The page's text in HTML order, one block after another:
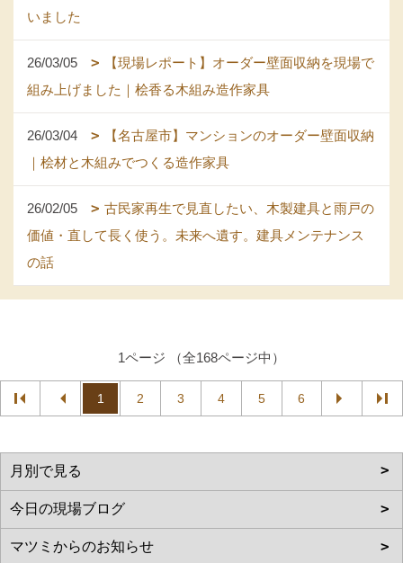
いました
26/03/05
【現場レポート】オーダー壁面収納を現場で
組み上げました｜桧香る木組み造作家具
26/03/04
【名古屋市】マンションのオーダー壁面収納
｜桧材と木組みでつくる造作家具
26/02/05
古民家再生で見直したい、木製建具と雨戸の
価値・直して長く使う。未来へ遺す。建具メンテナンス
の話
1ページ （全168ページ中）
1 2 3 4 5 6